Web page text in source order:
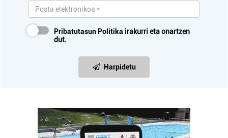
Pribatutasun Politika irakurri eta onartzen
dut.
Harpidetu